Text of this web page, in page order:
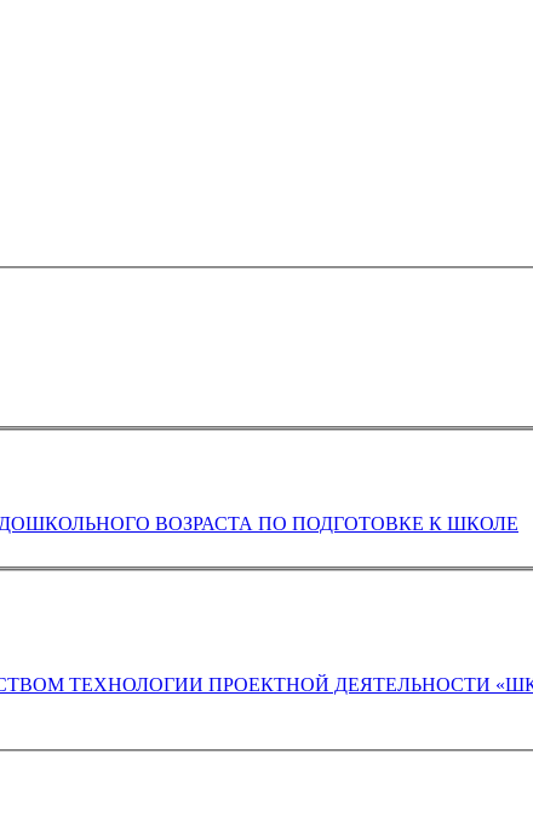
КОРРЕКЦИОННО-РАЗВИВАЮЩАЯ РАБОЧАЯ ПРОГРАММА ДЛЯ ДЕТЕЙ СТАРШЕГО ДОШКОЛЬНОГО ВОЗРАСТА ПО ПОДГОТОВКЕ К ШКОЛЕ
«ШКОЛА ЮНОГО